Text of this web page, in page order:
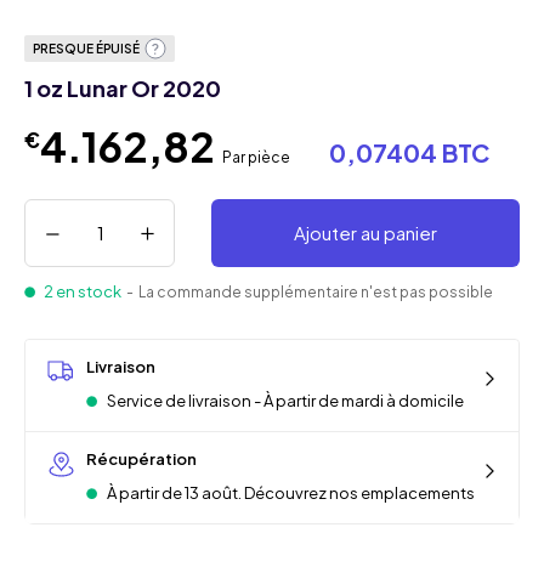
PRESQUE ÉPUISÉ
1 oz Lunar Or 2020
€4.162,82 Par pièce 0,07404 BTC
Ajouter au panier
2 en stock - La commande supplémentaire n'est pas possible
Livraison
Service de livraison - À partir de mardi à domicile
Récupération
À partir de 13 août. Découvrez nos emplacements